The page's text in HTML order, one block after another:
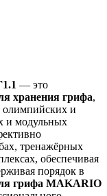
— это
хранения грифа,
олимпийских и
и модульных
тренажёрных
обеспечивая
порядок в
грифа MAKARIO